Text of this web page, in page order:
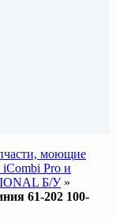
моющие
iCombi Pro и
Б/У»
61-202 100-